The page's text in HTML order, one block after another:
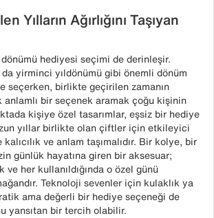
Yılların Ağırlığını Taşıyan
hediyesi seçimi de derinleşir.
yirminci yıldönümü gibi önemli dönüm
seçerken, birlikte geçirilen zamanın
anlamlı bir seçenek aramak çoğu kişinin
kişiye özel tasarımlar, eşsiz bir hediye
yıllar birlikte olan çiftler için etkileyici
ve anlam taşımalıdır. Bir kolye, bir
günlük hayatına giren bir aksesuar;
ve her kullanıldığında o özel günü
Teknoloji sevenler için kulaklık ya
ama değerli bir hediye seçeneği de
yansıtan bir tercih olabilir.